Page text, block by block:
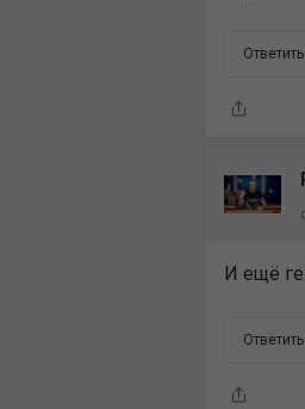
Ответить
И ещё
Ответить